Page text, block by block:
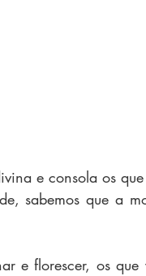
e consola os
sabemos que a
e florescer, os que